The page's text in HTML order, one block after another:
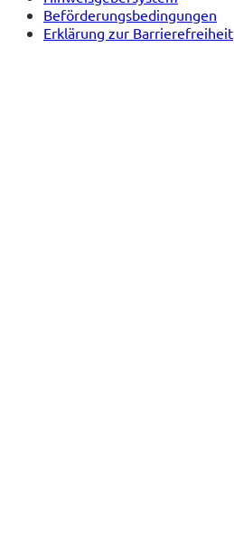
Beförderungsbedingungen
Erklärung zur Barrierefreiheit